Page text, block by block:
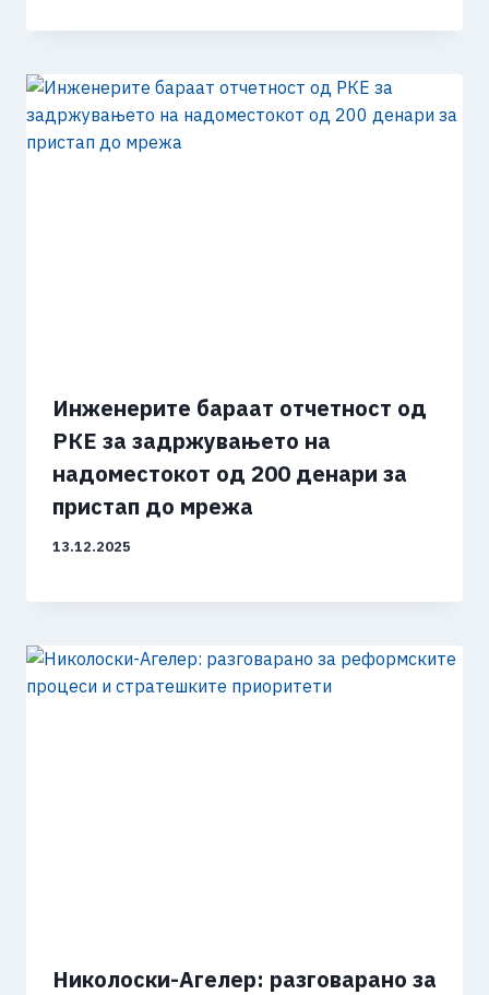
Инженерите бараат отчетност од
РКЕ за задржувањето на
надоместокот од 200 денари за
пристап до мрежа
13.12.2025
Николоски-Агелер: разговарано за